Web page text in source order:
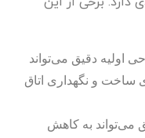
اولیه دقیق می‌تواند
ساخت و نگهداری اتاق
می‌تواند به کاهش